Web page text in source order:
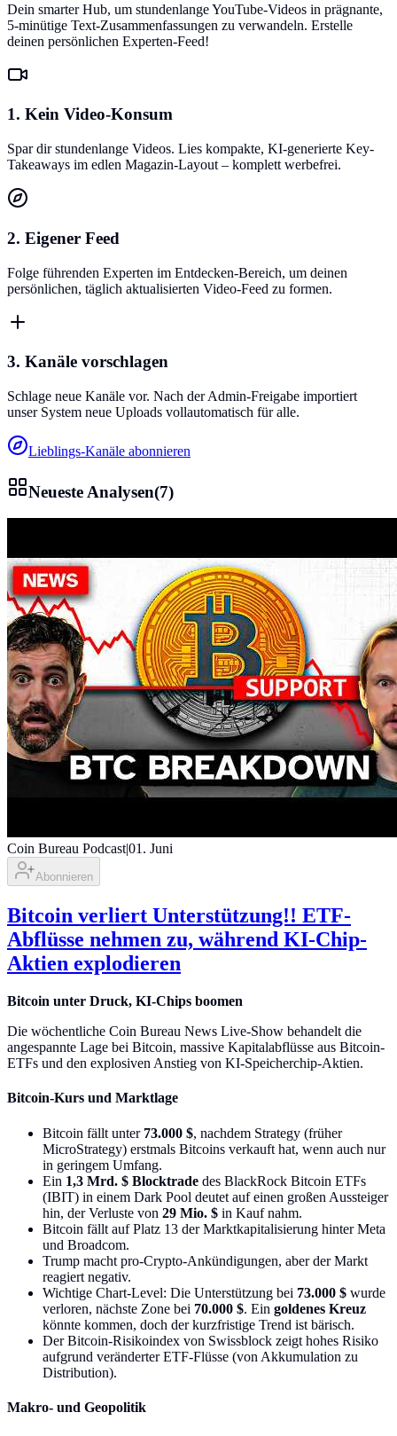
Dein smarter Hub, um stundenlange YouTube-Videos in prägnante,
5-minütige Text-Zusammenfassungen zu verwandeln. Erstelle
deinen persönlichen Experten-Feed!
1. Kein Video-Konsum
Spar dir stundenlange Videos. Lies kompakte, KI-generierte Key-
Takeaways im edlen Magazin-Layout – komplett werbefrei.
2. Eigener Feed
Folge führenden Experten im Entdecken-Bereich, um deinen
persönlichen, täglich aktualisierten Video-Feed zu formen.
3. Kanäle vorschlagen
Schlage neue Kanäle vor. Nach der Admin-Freigabe importiert
unser System neue Uploads vollautomatisch für alle.
Lieblings-Kanäle abonnieren
Neueste Analysen(7)
Coin Bureau Podcast|01. Juni
Abonnieren
Bitcoin verliert Unterstützung!! ETF-
Abflüsse nehmen zu, während KI-Chip-
Aktien explodieren
Bitcoin unter Druck, KI-Chips boomen
Die wöchentliche Coin Bureau News Live-Show behandelt die
angespannte Lage bei Bitcoin, massive Kapitalabflüsse aus Bitcoin-
ETFs und den explosiven Anstieg von KI-Speicherchip-Aktien.
Bitcoin-Kurs und Marktlage
Bitcoin fällt unter 73.000 $, nachdem Strategy (früher
MicroStrategy) erstmals Bitcoins verkauft hat, wenn auch nur
in geringem Umfang.
Ein 1,3 Mrd. $ Blocktrade des BlackRock Bitcoin ETFs
(IBIT) in einem Dark Pool deutet auf einen großen Aussteiger
hin, der Verluste von 29 Mio. $ in Kauf nahm.
Bitcoin fällt auf Platz 13 der Marktkapitalisierung hinter Meta
und Broadcom.
Trump macht pro-Crypto-Ankündigungen, aber der Markt
reagiert negativ.
Wichtige Chart-Level: Die Unterstützung bei 73.000 $ wurde
verloren, nächste Zone bei 70.000 $. Ein goldenes Kreuz
könnte kommen, doch der kurzfristige Trend ist bärisch.
Der Bitcoin-Risikoindex von Swissblock zeigt hohes Risiko
aufgrund veränderter ETF-Flüsse (von Akkumulation zu
Distribution).
Makro- und Geopolitik